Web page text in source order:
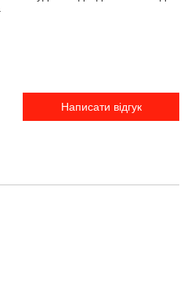
Написати відгук